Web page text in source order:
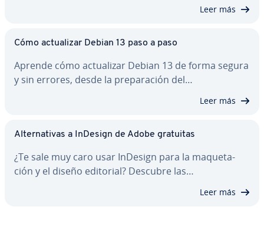
Leer más
Cómo ac­tua­li­zar Debian 13 paso a paso
Aprende cómo ac­tua­li­zar Debian 13 de forma segura
y sin errores, desde la pre­pa­ra­ción del…
Leer más
Al­te­r­na­ti­vas a InDesign de Adobe gratuitas
¿Te sale muy caro usar InDesign para la ma­que­ta­
ción y el diseño editorial? Descubre las…
Leer más